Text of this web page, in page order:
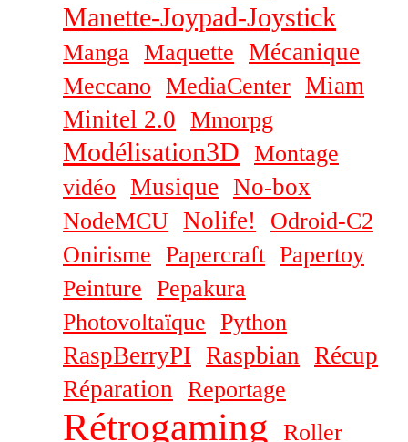
Manette-Joypad-Joystick
Manga Maquette Mécanique
Meccano MediaCenter Miam
Minitel 2.0 Mmorpg
Modélisation3D Montage
vidéo Musique No-box
NodeMCU Nolife!
Odroid-C2
Onirisme Papercraft Papertoy
Peinture Pepakura
Photovoltaïque Python
RaspBerryPI Raspbian Récup
Réparation
Reportage
Rétrogaming
Roller